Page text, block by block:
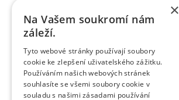
VÍCE
HOME
O NÁS
KURZY A LEKCE
ONLINE REZERVACE
×
Na Vašem soukromí nám
záleží.
Tyto webové stránky používají soubory
cookie ke zlepšení uživatelského zážitku.
Používáním našich webových stránek
souhlasíte se všemi soubory cookie v
souladu s našimi zásadami používání